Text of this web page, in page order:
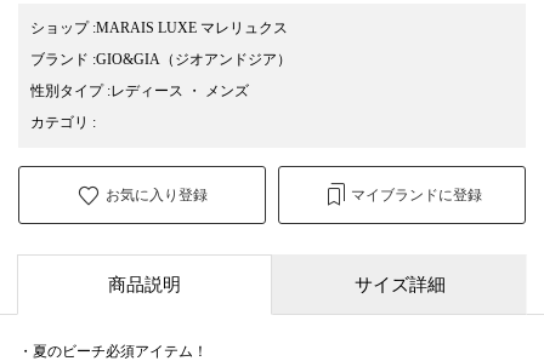
ショップ:MARAIS LUXE マレリュクス
ブランド :GIO&GIA （ジオアンドジア）
性別タイプ:レディース ・
メンズ
カテゴリ :
お気に入り登録 マイブランドに登録
商品説明 サイズ詳細
・夏のビーチ必須アイテム！